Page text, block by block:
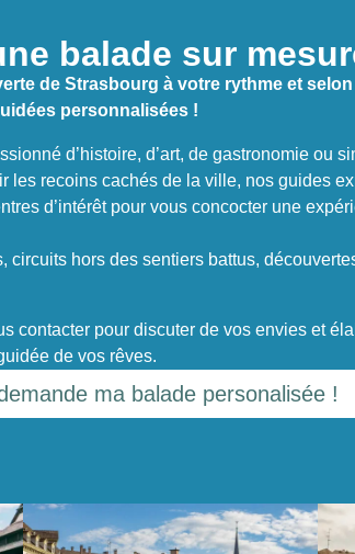
balade sur
de Strasbourg à votre rythme et
personnalisées !
d’histoire, d’art, de gastronomie ou
les recoins cachés de la ville, nos guides
d’intérêt pour vous concocter une
circuits hors des sentiers battus,
contacter pour discuter de vos envies et
de vos rêves.
ma balade personalisée !